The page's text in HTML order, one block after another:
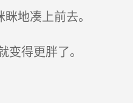
地凑上前去。
得更胖了。